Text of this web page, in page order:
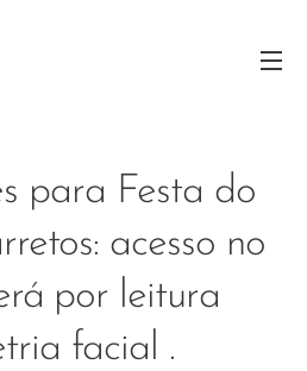
para Festa do
acesso no
por leitura
facial .